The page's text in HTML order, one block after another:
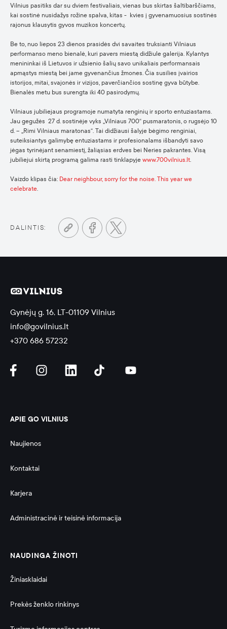
Vilnius pasitiks dar su dviem festivaliais, vienas bus skirtas šaltibarščiams,
kai sostinė nusidažys rožine spalva, kitas - kvies į gyvenamuosius sostinės
rajonus klausytis gyvos muzikos koncertų.
Be to, nuo liepos 23 dienos prasidės dvi savaites truksianti Vilniaus
performanso meno bienalė, kuri pavers miestą didžiule galerija. Kylantys
menininkai iš Lietuvos ir užsienio šalių savo unikaliais performansais
apmąstys miestą bei jame gyvenančius žmones. Čia susilies įvairios
istorijos, mitai, svajonės ir vizijos, paverčiančios sostinę gyva būtybe.
Bienalės metu bus surengta iki 40 pasirodymų.
Vilniaus jubiliejaus programoje numatyta renginių ir sporto entuziastams.
Jau gegužės 27 d. sostinėje vyks „Vilniaus 700“ pusmaratonis, o rugsėjo 10
d. – „Rimi Vilniaus maratonas“. Tai didžiausi šalyje bėgimo renginiai,
suteiksiantys galimybę entuziastams ir profesionalams išbandyti savo
jėgas tyrinėjant senamiestį, žaliąsias erdves bei Neries pakrantes. Visą
jubiliejui skirtą programą galima rasti tinklapyje www.700vilnius.lt.
Vaizdo klipas čia: Dear neighbour, sorry for the noise. This year we
celebrate.
DALINTIS:
Gynėjų g. 16, LT-01109 Vilnius
info@govilnius.lt
+370 686 57232
APIE GO VILNIUS
Naujienos
Kontaktai
Karjera
Administracinė ir teisinė informacija
NAUDINGA ŽINOTI
Žiniasklaidai
Prekės ženklo rinkinys